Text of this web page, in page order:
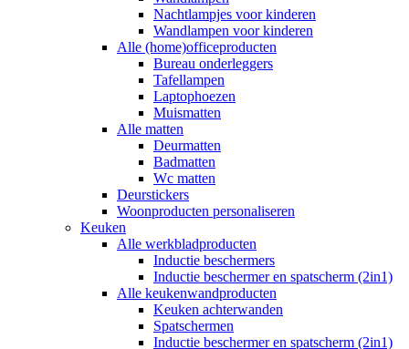
Nachtlampjes voor kinderen
Wandlampen voor kinderen
Alle (home)officeproducten
Bureau onderleggers
Tafellampen
Laptophoezen
Muismatten
Alle matten
Deurmatten
Badmatten
Wc matten
Deurstickers
Woonproducten personaliseren
Keuken
Alle werkbladproducten
Inductie beschermers
Inductie beschermer en spatscherm (2in1)
Alle keukenwandproducten
Keuken achterwanden
Spatschermen
Inductie beschermer en spatscherm (2in1)